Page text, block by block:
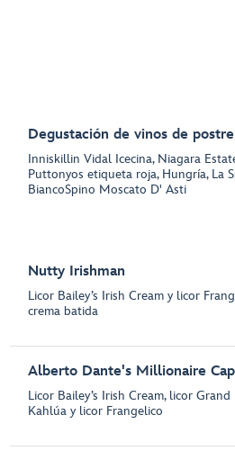
Degustación de vinos de postre
Inniskillin Vidal Icecina, Niagara
Puttonyos etiqueta roja, Hungría, La
BiancoSpino Moscato D' Asti
Nutty Irishman
Licor Bailey’s Irish Cream y licor
crema batida
Alberto Dante's Millionaire
Licor Bailey’s Irish Cream, licor
Kahlúa y licor Frangelico